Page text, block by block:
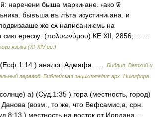
наречени быша марки˫ане. ˫ако ѿ
бывъша въ лѣта иѹстини˫ана. и
же сѧ написаниѥмь на
сию ересѹ. (πολυωνύμου) КЕ XII, 2856;… …
языка (XI-XIV вв.)
) аналог. Адмафа …
Библия. Ветхий и
перевод. Библейская энциклопедия арх. Никифора.
а) (Суд.1:35 ) гора (местность, город)
(возм., то же, что Вефсамис,а, срн.
) местность на восток от Иордана …